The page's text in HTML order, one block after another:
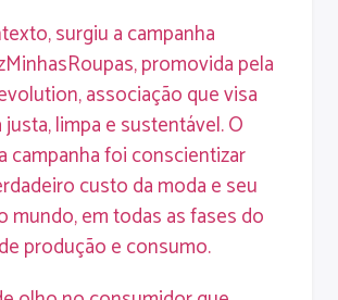
surgiu a campanha
promovida pela
associação que visa
limpa e sustentável. O
campanha foi conscientizar
custo da moda e seu
mundo, em todas as fases do
produção e consumo.